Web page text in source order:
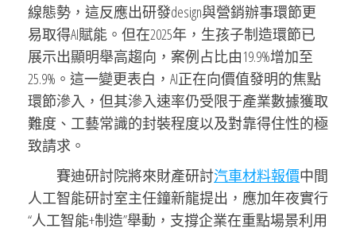
線態勢，這反應出研發design與營銷辦事環節更
易取得AI賦能。但在2025年，生孩子制造環節已
展示出顯明舉高趨向，案例占比由19.9%增加至
25.9%。這一變更表白，AI正在向價值發明的焦點
環節滲入，但其滲入速率仍受限于產業數據獲取
難度、工藝常識的封裝程度以及對靠得住性的極
致請求。
賽迪研討院將來財產研討汽車材料報價中間
人工智能研討室主任鐘新龍提出，應加年夜實行
“人工智能+制造”舉動，支撐企業在重點場景利用